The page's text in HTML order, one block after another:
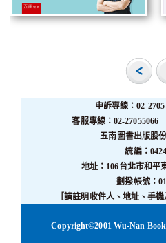
申訴專線：02-
客服專線：02-27055066
五南圖書出版股
統編：
地址：106台北市和平
劃撥帳號：
［請註明收件人、地址、手
Copyright©2001 Wu-Nan